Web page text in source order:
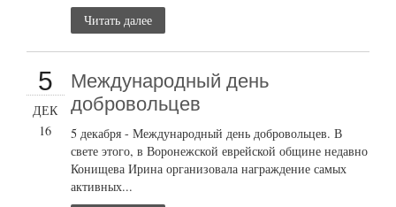
Читать далее
5
ДЕК
16
Международный день
добровольцев
5 декабря - Международный день добровольцев. В
свете этого, в Воронежской еврейской общине недавно
Конищева Ирина организовала награждение самых
активных...